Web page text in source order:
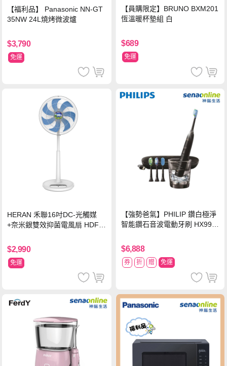
【福利品】 Panasonic NN-GT
35NW 24L燒烤微波爐
$3,790
免運
【員購限定】BRUNO BXM201
恆溫暖杯墊組 白
$689
免運
HERAN 禾聯16吋DC-光觸媒
+奈米銀雙效抑菌電風扇 HDF-1
$2,990
免運
【強勢爸氣】PHILIP 鑽白極淨
智能鑽石音波電動牙刷 HX992
$6,888
券 折 贈 免運